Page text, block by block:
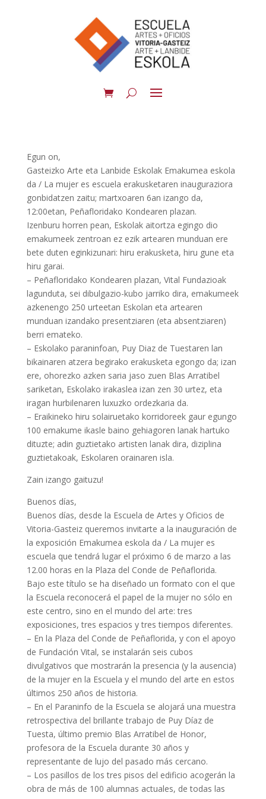
Egun on,
Gasteizko Arte eta Lanbide Eskolak Emakumea eskola
da / La mujer es escuela erakusketaren inauguraziora
gonbidatzen zaitu; martxoaren 6an izango da,
12:00etan, Peñafloridako Kondearen plazan.
Izenburu horren pean, Eskolak aitortza egingo dio
emakumeek zentroan ez ezik artearen munduan ere
bete duten eginkizunari: hiru erakusketa, hiru gune eta
hiru garai.
– Peñafloridako Kondearen plazan, Vital Fundazioak
lagunduta, sei dibulgazio-kubo jarriko dira, emakumeek
azkenengo 250 urteetan Eskolan eta artearen
munduan izandako presentziaren (eta absentziaren)
berri emateko.
– Eskolako paraninfoan, Puy Diaz de Tuestaren lan
bikainaren atzera begirako erakusketa egongo da; izan
ere, ohorezko azken saria jaso zuen Blas Arratibel
sariketan, Eskolako irakaslea izan zen 30 urtez, eta
iragan hurbilenaren luxuzko ordezkaria da.
– Eraikineko hiru solairuetako korridoreek gaur egungo
100 emakume ikasle baino gehiagoren lanak hartuko
dituzte; adin guztietako artisten lanak dira, diziplina
guztietakoak, Eskolaren orainaren isla.
Zain izango gaituzu!
Buenos días,
Buenos días, desde la Escuela de Artes y Oficios de
Vitoria-Gasteiz queremos invitarte a la inauguración de
la exposición Emakumea eskola da / La mujer es
escuela que tendrá lugar el próximo 6 de marzo a las
12.00 horas en la Plaza del Conde de Peñaflorida.
Bajo este título se ha diseñado un formato con el que
la Escuela reconocerá el papel de la mujer no sólo en
este centro, sino en el mundo del arte: tres
exposiciones, tres espacios y tres tiempos diferentes.
– En la Plaza del Conde de Peñaflorida, y con el apoyo
de Fundación Vital, se instalarán seis cubos
divulgativos que mostrarán la presencia (y la ausencia)
de la mujer en la Escuela y el mundo del arte en estos
últimos 250 años de historia.
– En el Paraninfo de la Escuela se alojará una muestra
retrospectiva del brillante trabajo de Puy Díaz de
Tuesta, último premio Blas Arratibel de Honor,
profesora de la Escuela durante 30 años y
representante de lujo del pasado más cercano.
– Los pasillos de los tres pisos del edificio acogerán la
obra de más de 100 alumnas actuales, de todas las